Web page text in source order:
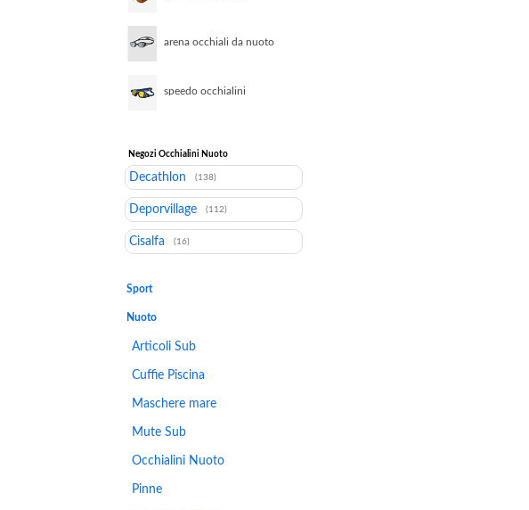
arena occhiali da nuoto
speedo occhialini
Negozi Occhialini Nuoto
Decathlon (138)
Deporvillage (112)
Cisalfa (16)
Sport
Nuoto
Articoli Sub
Cuffie Piscina
Maschere mare
Mute Sub
Occhialini Nuoto
Pinne